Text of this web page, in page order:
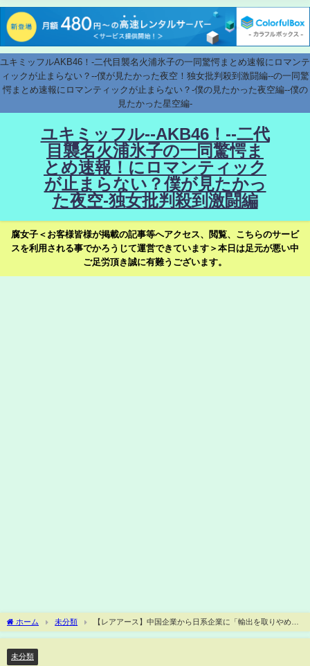
ユキミッフルAKB46！-二代目襲名火浦氷子の一同驚愕まとめ速報にロマンテ
ィックが止まらない？--僕が見たかった夜空！独女批判殺到激闘編--の一同驚
愕まとめ速報にロマンティックが止まらない？-僕の見たかった夜空編--僕の
見たかった星空編-
ユキミッフル--AKB46！--二代
目襲名火浦氷子の一同驚愕ま
とめ速報！にロマンティック
が止まらない？僕が見たかっ
た夜空-独女批判殺到激闘編
腐女子＜お客様皆様が掲載の記事等へアクセス、閲覧、こちらのサービ
スを利用される事でかろうじて運営できています＞本日は足元が悪い中
ご足労頂き誠に有難うございます。
ホーム 未分類
【レアアース】中国企業から日系企業に「輸出を取りやめた
い」と連絡
未分類